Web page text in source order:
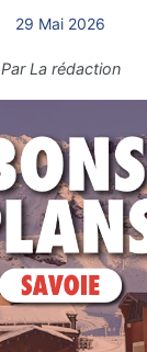
29 Mai 2026
ParLa rédaction